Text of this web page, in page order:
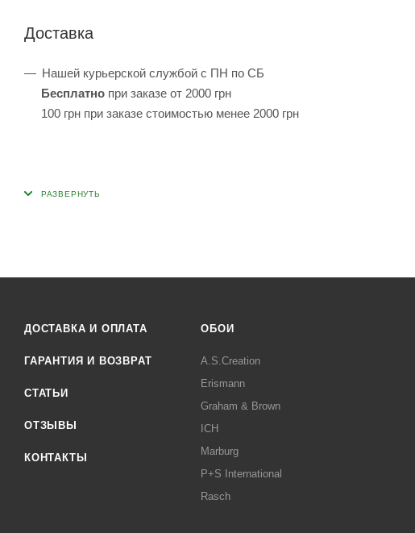
Доставка
Нашей курьерской службой с ПН по СБ
Бесплатно при заказе от 2000 грн
100 грн при заказе стоимостью менее 2000 грн
ДОСТАВКА И ОПЛАТА
ГАРАНТИЯ И ВОЗВРАТ
СТАТЬИ
ОТЗЫВЫ
КОНТАКТЫ
ОБОИ
A.S.Creation
Erismann
Graham & Brown
ICH
Marburg
P+S International
Rasch